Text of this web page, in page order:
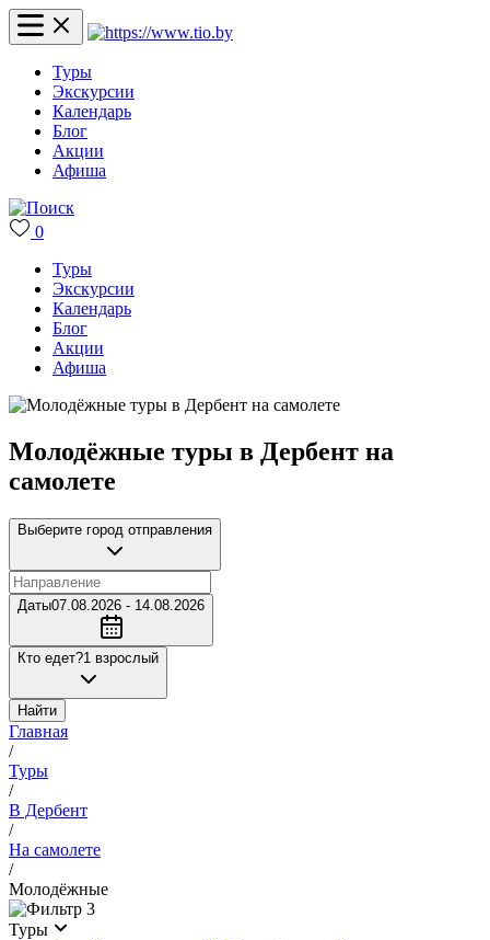
Туры
Экскурсии
Календарь
Блог
Акции
Афиша
0
Туры
Экскурсии
Календарь
Блог
Акции
Афиша
Молодёжные туры в Дербент на
самолете
Выберите город отправления
Даты07.08.2026 - 14.08.2026
Кто едет?1 взрослый
Найти
Главная
/
Туры
/
В Дербент
/
На самолете
/
Молодёжные
3
Туры